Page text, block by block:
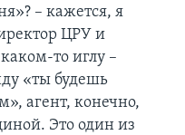
– кажется, я
ЦРУ и
то иглу –
«ты будешь
агент, конечно,
Это один из